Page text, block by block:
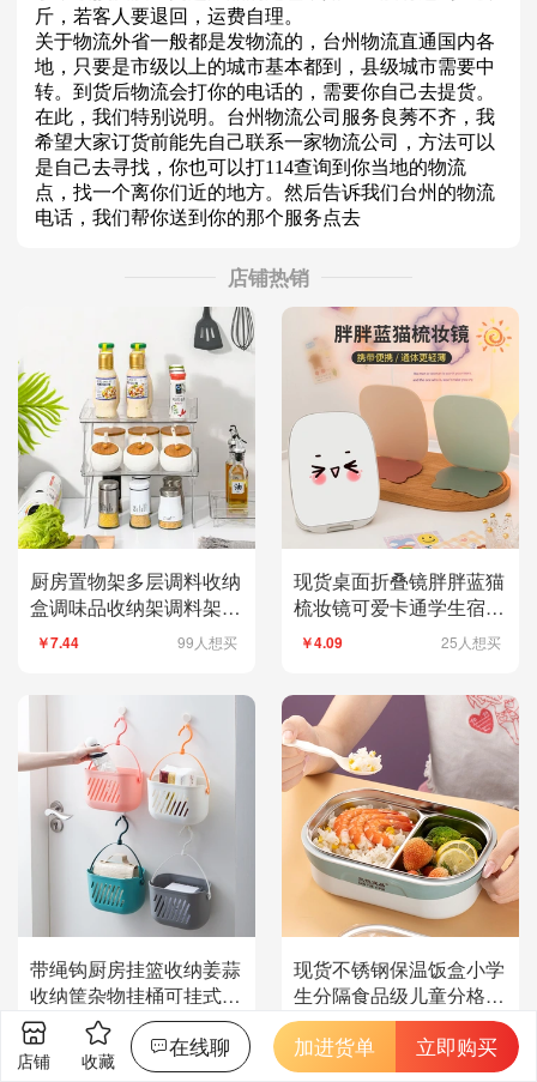
斤，若客人要退回，运费自理。
关于物流外省一般都是发物流的，台州物流直通国内各
地，只要是市级以上的城市基本都到，县级城市需要中
转。到货后物流会打你的电话的，需要你自己去提货。
在此，我们特别说明。台州物流公司服务良莠不齐，我
希望大家订货前能先自己联系一家物流公司，方法可以
是自己去寻找，你也可以打114查询到你当地的物流
点，找一个离你们近的地方。然后告诉我们台州的物流
电话，我们帮你送到你的那个服务点去
店铺热销
厨房置物架多层调料收纳
盒调味品收纳架调料架调
料收纳盒果盘
￥7.44 99人想买
现货桌面折叠镜胖胖蓝猫
梳妆镜可爱卡通学生宿舍
台式小镜子公主镜
￥4.09 25人想买
带绳钩厨房挂篮收纳姜蒜
收纳筐杂物挂桶可挂式置
物架大爆款储物篮
￥4.40 24人想买
现货不锈钢保温饭盒小学
生分隔食品级儿童分格便
当餐盒上班族
店铺 收藏
在线聊 加进货单 立即购买